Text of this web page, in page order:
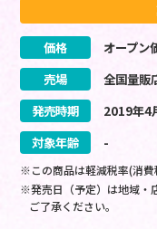
価格
オープン
売場
全国量販
発売時期
2019年4
対象年齢
-
※この商品は軽減税率(消費
※発売日（予定）は地域・
ご了承ください。